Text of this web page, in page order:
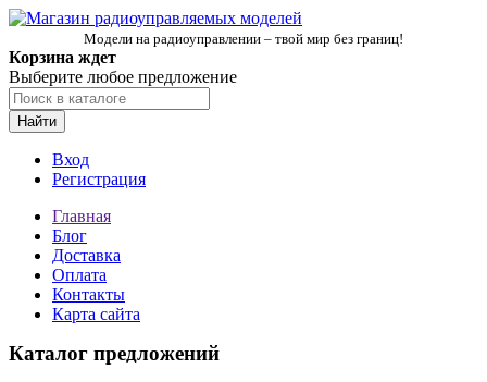
Модели на радиоуправлении – твой мир без границ!
Корзина ждет
Выберите любое предложение
Найти
Вход
Регистрация
Главная
Блог
Доставка
Оплата
Контакты
Карта сайта
Каталог предложений